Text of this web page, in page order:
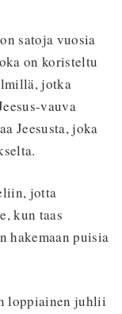
satoja vuosia
on koristeltu
jotka
vauva
Jeesusta, joka
jotta
kun taas
hakemaan puisia
loppiainen juhlii